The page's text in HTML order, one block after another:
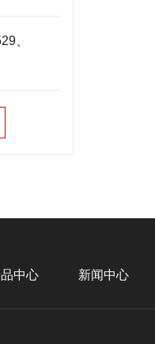
、
中心 新闻中心